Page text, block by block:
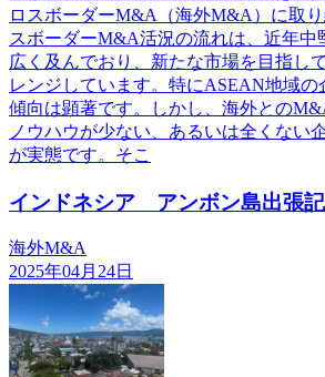
ロスボーダーM&A（海外M&A）に取
スボーダーM&A活況の流れは、近年中
広く及んでおり、新たな市場を目指し
レンジしています。特にASEAN地域
傾向は顕著です。しかし、海外との
ノウハウが少ない、あるいは全くない
が実態です。そこ
インドネシア アンボン島出張記
海外M&A
2025年04月24日